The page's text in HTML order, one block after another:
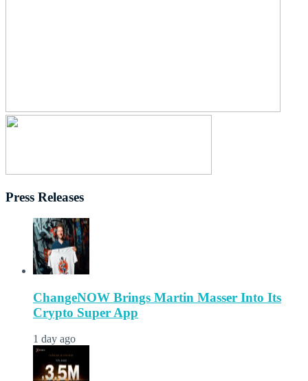
Press Releases
ChangeNOW Brings Martin Masser Into Its
Crypto Super App
1 day ago